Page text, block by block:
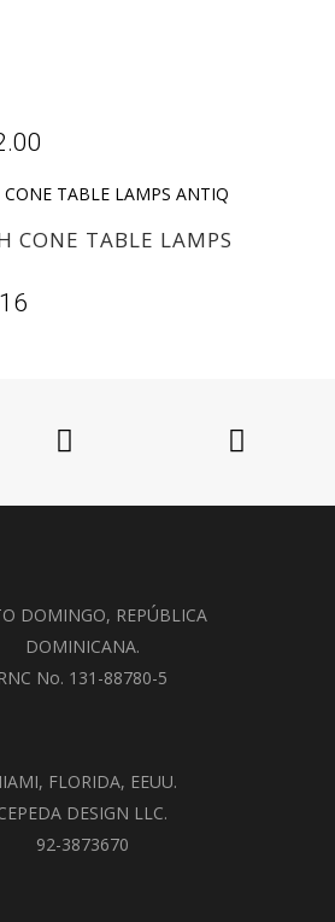
CONE TABLE LAMPS
DOMINGO, REPÚBLICA
DOMINICANA.
RNC No. 131-88780-5
FLORIDA, EEUU.
DESIGN LLC.
92-3873670